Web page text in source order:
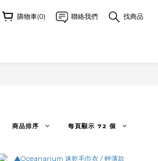
購物車(0) 聯絡我們 找商品
商品排序 每頁顯示 72 個